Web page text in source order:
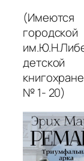
(Имеются
№ 1- 20)